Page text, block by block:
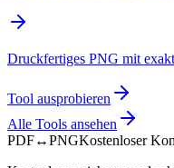
Druckfertiges PNG mit
Tool ausprobieren
Alle Tools ansehen
PDF↔PNGKostenloser